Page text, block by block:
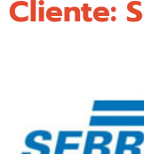
Cliente: